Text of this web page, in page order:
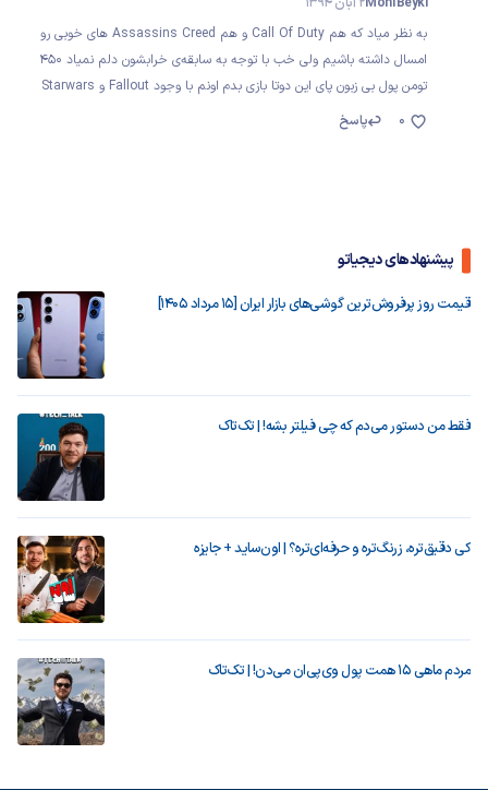
به نظر میاد که هم Call Of Duty و هم Assassins Creed های خوبی رو
امسال داشته باشیم ولی خب با توجه به سابقه‌ی خرابشون دلم نمیاد ۴۵۰
تومن پول بی زبون پای این دوتا بازی بدم اونم با وجود Fallout و Starwars
پاسخ
0
پیشنهادهای دیجیاتو
قیمت روز پرفروش‌ترین گوشی‌های بازار ایران [15 مرداد 1405]
فقط من دستور می‌دم که چی فیلتر بشه! | تک‌تاک
کی دقیق‌تره، زرنگ‌تره و حرفه‌ای‌تره؟ | اون‌ساید + جایزه
مردم ماهی ۱۵ همت پول وی‌پی‌ان می‌دن! | تک‌تاک